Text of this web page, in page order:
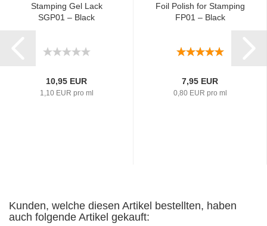
Stamping Gel Lack
SGP01 – Black
10,95 EUR
1,10 EUR pro ml
Foil Polish for Stamping
FP01 – Black
7,95 EUR
0,80 EUR pro ml
Kunden, welche diesen Artikel bestellten, haben
auch folgende Artikel gekauft: